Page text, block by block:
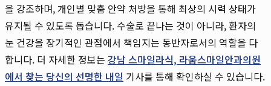
을 강조하며, 개인별 맞춤 안약 처방을 통해 최상의 시력 상태가
유지될 수 있도록 돕습니다. 수술로 끝나는 것이 아니라, 환자의
눈 건강을 장기적인 관점에서 책임지는 동반자로서의 역할을 다
합니다. 더 자세한 정보는 강남 스마일라식, 라움스마일안과의원
에서 찾는 당신의 선명한 내일 기사를 통해 확인하실 수 있습니다.